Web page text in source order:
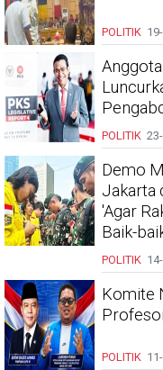
POLITIK
POLITIK
Demo
Jakarta
'Agar
Baik-
POLITIK
Komite
POLITIK